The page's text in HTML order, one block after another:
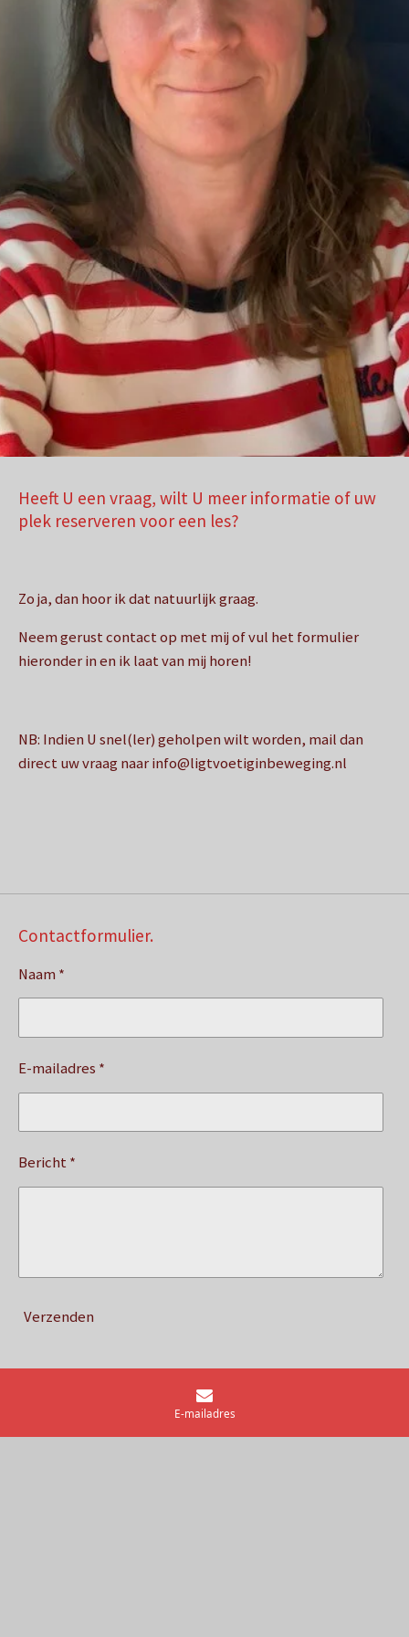
Heeft U een vraag, wilt U meer informatie of uw
plek reserveren voor een les?
Zo ja, dan hoor ik dat natuurlijk graag.
Neem gerust contact op met mij of vul het formulier
hieronder in en ik laat van mij horen!
NB: Indien U snel(ler) geholpen wilt worden, mail dan
direct uw vraag naar info@ligtvoetiginbeweging.nl
Contactformulier.
Naam *
E-mailadres *
Bericht *
Verzenden
E-mailadres